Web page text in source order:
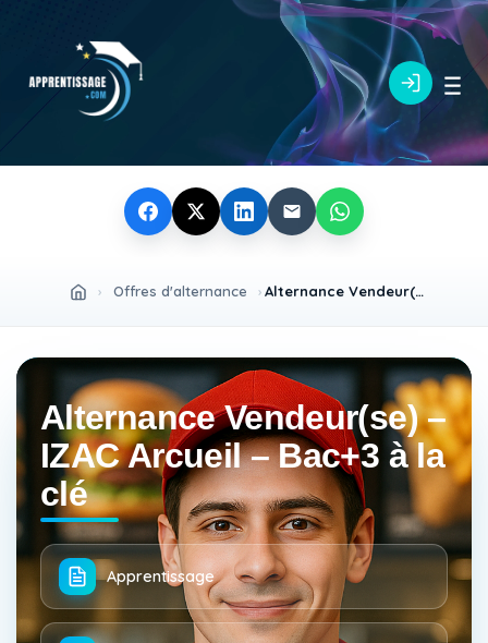
› Offres d'alternance › Alternance Vendeur(se) – IZAC Arcueil – Bac+3 à la clé
Alternance Vendeur(se) –
IZAC Arcueil – Bac+3 à la
clé
Apprentissage